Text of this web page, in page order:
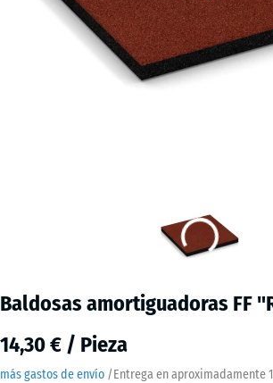
Baldosas amortiguadoras FF
14,30 € / Pieza
más gastos de envío /Entrega en aproximadamente